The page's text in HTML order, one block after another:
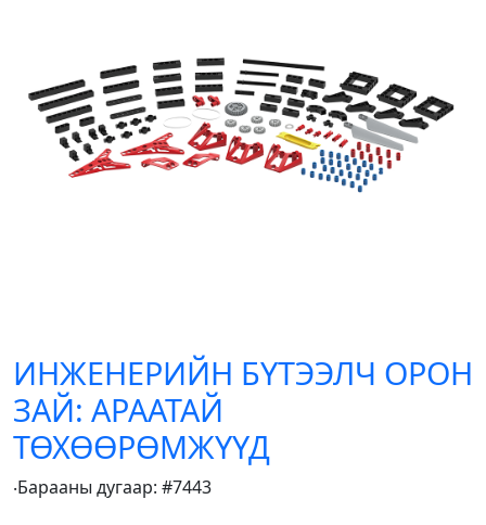
ИНЖЕНЕРИЙН БҮТЭЭЛЧ ОРОН
ЗАЙ: АРААТАЙ
ТӨХӨӨРӨМЖҮҮД
‧Барааны дугаар: #7443